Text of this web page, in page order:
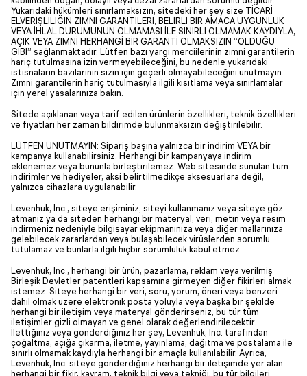
Yukarıdaki hükümleri sınırlamaksızın, sitedeki her şey size TİCARİ
ELVERİŞLİLİĞİN ZIMNİ GARANTİLERİ, BELİRLİ BİR AMACA UYGUNLUK
VEYA İHLAL DURUMUNUN OLMAMASI İLE SINIRLI OLMAMAK KAYDIYLA,
AÇIK VEYA ZIMNİ HERHANGİ BİR GARANTİ OLMAKSIZIN “OLDUĞU
GİBİ” sağlanmaktadır. Lütfen bazı yargı merciilerinin zımni garantilerin
hariç tutulmasına izin vermeyebileceğini, bu nedenle yukarıdaki
istisnaların bazılarının sizin için geçerli olmayabileceğini unutmayın.
Zımni garantilerin hariç tutulmasıyla ilgili kısıtlama veya sınırlamalar
için yerel yasalarınıza bakın.
Sitede açıklanan veya tarif edilen ürünlerin özellikleri, teknik özellikleri
ve fiyatları her zaman bildirimde bulunmaksızın değiştirilebilir.
LÜTFEN UNUTMAYIN: Sipariş başına yalnızca bir indirim VEYA bir
kampanya kullanabilirsiniz. Herhangi bir kampanyaya indirim
eklenemez veya bununla birleştirilemez. Web sitesinde sunulan tüm
indirimler ve hediyeler, aksi belirtilmedikçe aksesuarlara değil,
yalnızca cihazlara uygulanabilir.
Levenhuk, Inc., siteye erişiminiz, siteyi kullanmanız veya siteye göz
atmanız ya da siteden herhangi bir materyal, veri, metin veya resim
indirmeniz nedeniyle bilgisayar ekipmanınıza veya diğer mallarınıza
gelebilecek zararlardan veya bulaşabilecek virüslerden sorumlu
tutulamaz ve bunlarla ilgili hiçbir sorumluluk kabul etmez.
Levenhuk, Inc., herhangi bir ürün, pazarlama, reklam veya verilmiş
Birleşik Devletler patentleri kapsamına girmeyen diğer fikirleri almak
istemez. Siteye herhangi bir veri, soru, yorum, öneri veya benzeri
dahil olmak üzere elektronik posta yoluyla veya başka bir şekilde
herhangi bir iletişim veya materyal gönderirseniz, bu tür tüm
iletişimler gizli olmayan ve genel olarak değerlendirilecektir.
İlettiğiniz veya gönderdiğiniz her şey, Levenhuk, Inc. tarafından
çoğaltma, açığa çıkarma, iletme, yayınlama, dağıtma ve postalama ile
sınırlı olmamak kaydıyla herhangi bir amaçla kullanılabilir. Ayrıca,
Levenhuk, Inc. siteye gönderdiğiniz herhangi bir iletişimde yer alan
herhangi bir fikir, kavram, teknik bilgi veya tekniği, bu tür bilgileri